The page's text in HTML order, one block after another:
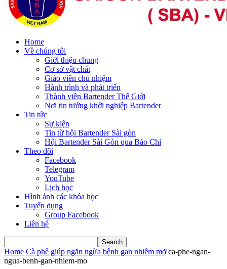
Home
Về chúng tôi
Giới thiệu chung
Cơ sở vật chất
Giáo viên chủ nhiệm
Hành trình và phát triển
Thành viên Bartender Thế Giới
Nơi tin tưởng khởi nghiệp Bartender
Tin tức
Sự kiện
Tin từ hội Bartender Sài gòn
Hội Bartender Sài Gòn qua Báo Chí
Theo dõi
Facebook
Telegram
YouTube
Lịch học
Hình ảnh các khóa học
Tuyển dụng
Group Facebook
Liên hệ
Home Cà phê giúp ngăn ngừa bệnh gan nhiễm mỡ ca-phe-ngan-
ngua-benh-gan-nhiem-mo